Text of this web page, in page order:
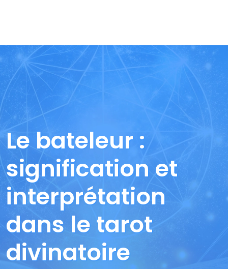
Le bateleur :
signification et
interprétation
dans le tarot
divinatoire